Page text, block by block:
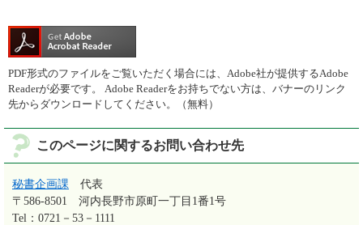
PDF形式のファイルをご覧いただく場合には、Adobe社が提供するAdobe
Readerが必要です。
Adobe Readerをお持ちでない方は、バナーのリンク
先からダウンロードしてください。（無料）
このページに関するお問い合わせ先
秘書企画課
代表
〒586-8501
河内長野市原町一丁目1番1号
Tel：0721－53－1111